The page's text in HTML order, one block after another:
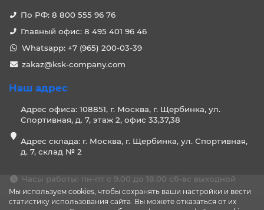
Мы используем cookies, чтобы сохранять ваши настройки и вести
статистику использования сайта. Вы можете отказаться от их
По РФ: 8 800 555 96 76
Главный офис: 8 495 401 96 46
Whatsapp: +7 (965) 200-03-39
zakaz@ksk-company.com
Наш адрес
Адрес офиса: 108851, г. Москва, г. Щербинка, ул.
Спортивная, д. 7, этаж 2, офис 33,37,38
Адрес склада: г. Москва, г. Щербинка, ул. Спортивная,
д. 7, склад № 2
Часы работы: пн-пт с 9.00 до 18.00 сб-вс выходной